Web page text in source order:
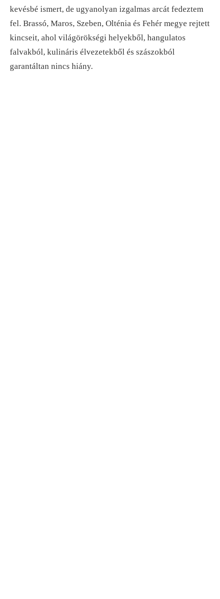
kevésbé ismert, de ugyanolyan izgalmas arcát fedeztem
fel. Brassó, Maros, Szeben, Olténia és Fehér megye rejtett
kincseit, ahol világörökségi helyekből, hangulatos
falvakból, kulináris élvezetekből és szászokból
garantáltan nincs hiány.